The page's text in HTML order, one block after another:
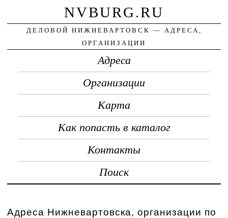
NVBURG.RU
ДЕЛОВОЙ НИЖНЕВАРТОВСК — АДРЕСА,
ОРГАНИЗАЦИИ
Адреса
Организации
Карта
Как попасть в каталог
Контакты
Поиск
Адреса Нижневартовска, организации по